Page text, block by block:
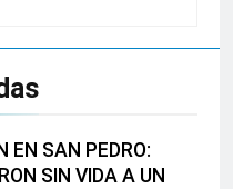
EN SAN PEDRO:
SIN VIDA A UN